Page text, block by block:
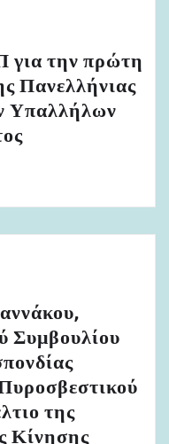
την πρώτη
Πανελλήνιας
Υπαλλήλων
Συμβουλίου
της
Κίνησης